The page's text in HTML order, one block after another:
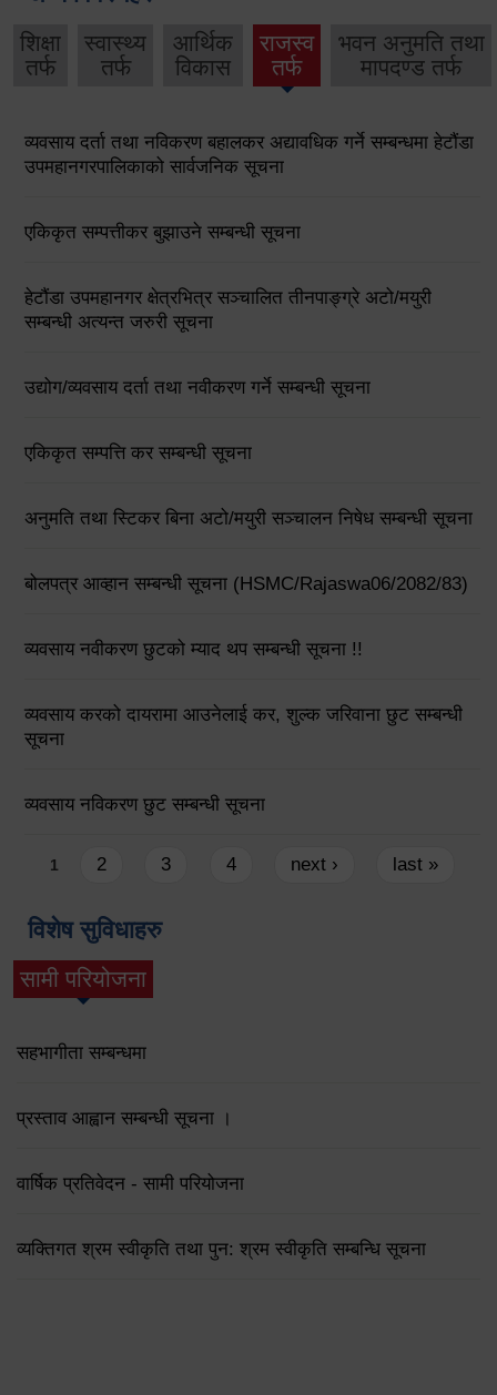
शिक्षा
तर्फ
स्वास्थ्य
तर्फ
आर्थिक
विकास
राजस्व
तर्फ
भवन अनुमति तथा
मापदण्ड तर्फ
व्यवसाय दर्ता तथा नविकरण बहालकर अद्यावधिक गर्ने सम्बन्धमा हेटौंडा
उपमहानगरपालिकाको सार्वजनिक सूचना
एकिकृत सम्पत्तीकर बुझाउने सम्बन्धी सूचना
हेटौंडा उपमहानगर क्षेत्रभित्र सञ्चालित तीनपाङ्ग्रे अटो/मयुरी
सम्बन्धी अत्यन्त जरुरी सूचना
उद्योग/व्यवसाय दर्ता तथा नवीकरण गर्ने सम्बन्धी सूचना
एकिकृत सम्पत्ति कर सम्बन्धी सूचना
अनुमति तथा स्टिकर बिना अटो/मयुरी सञ्चालन निषेध सम्बन्धी सूचना
बोलपत्र आव्हान सम्बन्धी सूचना (HSMC/Rajaswa06/2082/83)
व्यवसाय नवीकरण छुटको म्याद थप सम्बन्धी सूचना !!
व्यवसाय करको दायरामा आउनेलाई कर, शुल्क जरिवाना छुट सम्बन्धी
सूचना
व्यवसाय नविकरण छुट सम्बन्धी सूचना
Pages
1 2 3 4 next › last »
विशेष सुविधाहरु
सामी परियोजना
(active tab)
सहभागीता सम्बन्धमा
प्रस्ताव आह्वान सम्बन्धी सूचना ।
वार्षिक प्रतिवेदन - सामी परियोजना
व्यक्तिगत श्रम स्वीकृति तथा पुन: श्रम स्वीकृति सम्बन्धि सूचना